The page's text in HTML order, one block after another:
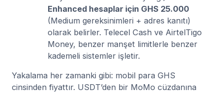
Enhanced hesaplar için GHS 25.000
(Medium gereksinimleri + adres kanıtı)
olarak belirler. Telecel Cash ve AirtelTigo
Money, benzer manşet limitlerle benzer
kademeli sistemler işletir.
Yakalama her zamanki gibi: mobil para GHS
cinsinden fiyattır. USDT’den bir MoMo cüzdanına